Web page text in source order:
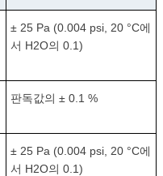
± 25 Pa (0.004 psi, 20 °C에
서 H2O의 0.1)
판독값의 ± 0.1 %
± 25 Pa (0.004 psi, 20 °C에
서 H2O의 0.1)